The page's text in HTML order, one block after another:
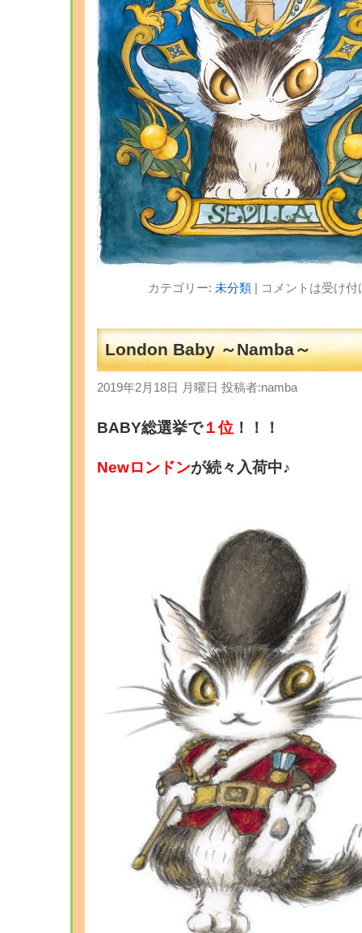
カテゴリー: 未分類| コメントは受け
London Baby ～Namba～
2019年2月18日 月曜日 投稿者:namba
BABY総選挙で１位 ！！！
Newロンドンが続々入荷中♪